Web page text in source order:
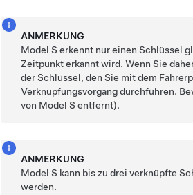
ANMERKUNG
Model S erkennt nur einen Schlüssel
Zeitpunkt erkannt wird. Wenn Sie
der Schlüssel, den Sie mit dem
Verknüpfungsvorgang durchführen.
von Model S entfernt).
ANMERKUNG
Model S kann bis zudrei verknüpfte
werden.